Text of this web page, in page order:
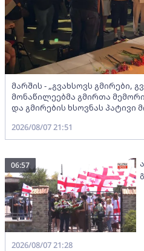
მარშის - „გვახსოვს გმირები,
მონაწილეებმა გმირთა
და გმირების ხსოვნას პატივი
2026/08/07 21:51
06:57
2026/08/07 21:28